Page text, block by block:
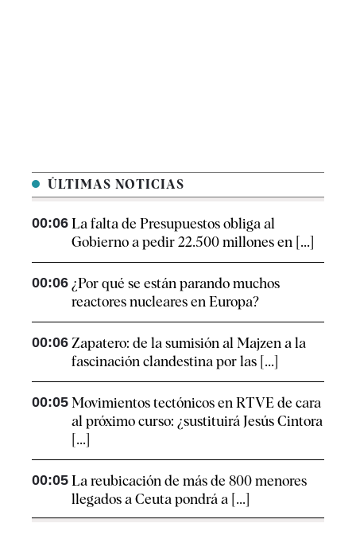
ÚLTIMAS NOTICIAS
00:06 La falta de Presupuestos obliga al
Gobierno a pedir 22.500 millones en [...]
00:06 ¿Por qué se están parando muchos
reactores nucleares en Europa?
00:06 Zapatero: de la sumisión al Majzen a la
fascinación clandestina por las [...]
00:05 Movimientos tectónicos en RTVE de cara
al próximo curso: ¿sustituirá Jesús Cintora
[...]
00:05 La reubicación de más de 800 menores
llegados a Ceuta pondrá a [...]